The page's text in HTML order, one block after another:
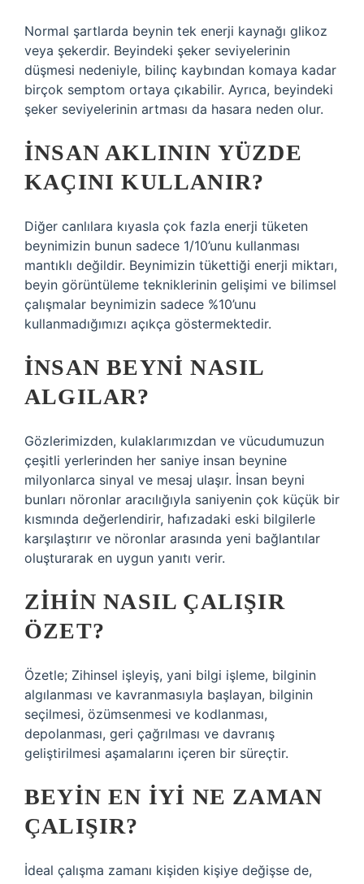
Normal şartlarda beynin tek enerji kaynağı glikoz
veya şekerdir. Beyindeki şeker seviyelerinin
düşmesi nedeniyle, bilinç kaybından komaya kadar
birçok semptom ortaya çıkabilir. Ayrıca, beyindeki
şeker seviyelerinin artması da hasara neden olur.
İNSAN AKLININ YÜZDE
KAÇINI KULLANIR?
Diğer canlılara kıyasla çok fazla enerji tüketen
beynimizin bunun sadece 1/10’unu kullanması
mantıklı değildir. Beynimizin tükettiği enerji miktarı,
beyin görüntüleme tekniklerinin gelişimi ve bilimsel
çalışmalar beynimizin sadece %10’unu
kullanmadığımızı açıkça göstermektedir.
İNSAN BEYNI NASIL
ALGILAR?
Gözlerimizden, kulaklarımızdan ve vücudumuzun
çeşitli yerlerinden her saniye insan beynine
milyonlarca sinyal ve mesaj ulaşır. İnsan beyni
bunları nöronlar aracılığıyla saniyenin çok küçük bir
kısmında değerlendirir, hafızadaki eski bilgilerle
karşılaştırır ve nöronlar arasında yeni bağlantılar
oluşturarak en uygun yanıtı verir.
ZIHIN NASIL ÇALIŞIR
ÖZET?
Özetle; Zihinsel işleyiş, yani bilgi işleme, bilginin
algılanması ve kavranmasıyla başlayan, bilginin
seçilmesi, özümsenmesi ve kodlanması,
depolanması, geri çağrılması ve davranış
geliştirilmesi aşamalarını içeren bir süreçtir.
BEYIN EN IYI NE ZAMAN
ÇALIŞIR?
İdeal çalışma zamanı kişiden kişiye değişse de,